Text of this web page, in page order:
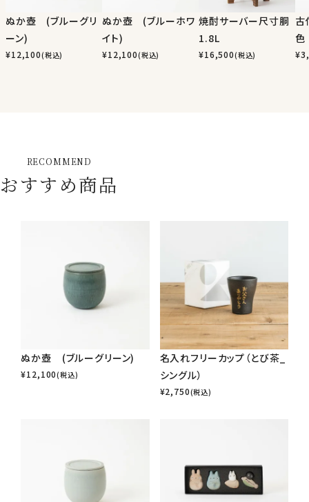
ぬか壺 (ブルーグリ
ーン)
¥12,100(税込)
ぬか壺 (ブルーホワ
イト)
¥12,100(税込)
焼酎サーバー尺寸胴
1.8L
¥16,500(税込)
古
色
¥
RECOMMEND
おすすめ商品
ぬか壺 (ブルーグリーン)
¥12,100(税込)
名入れフリーカップ（とび茶_
シングル）
¥2,750(税込)